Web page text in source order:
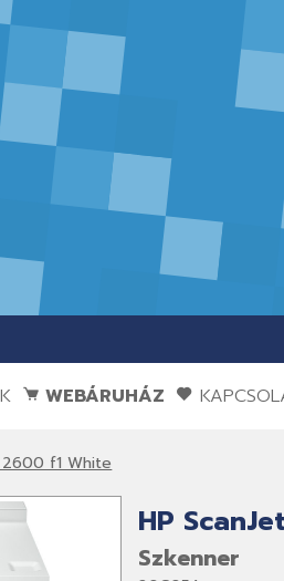
WEBÁRUHÁZ
2600 f1 White
HP
Szkenner